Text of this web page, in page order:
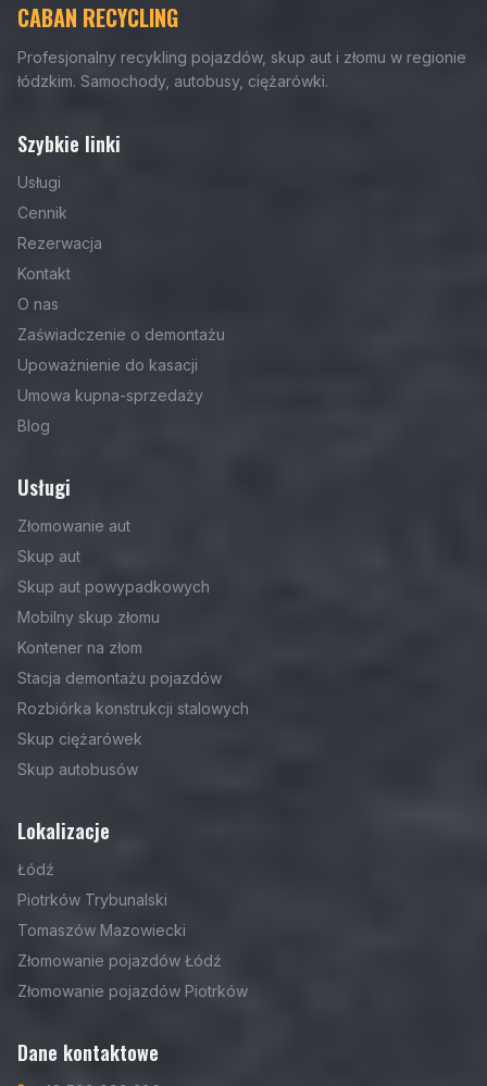
CABAN RECYCLING
Profesjonalny recykling pojazdów, skup aut i złomu w regionie
łódzkim. Samochody, autobusy, ciężarówki.
Szybkie linki
Usługi
Cennik
Rezerwacja
Kontakt
O nas
Zaświadczenie o demontażu
Upoważnienie do kasacji
Umowa kupna-sprzedaży
Blog
Usługi
Złomowanie aut
Skup aut
Skup aut powypadkowych
Mobilny skup złomu
Kontener na złom
Stacja demontażu pojazdów
Rozbiórka konstrukcji stalowych
Skup ciężarówek
Skup autobusów
Lokalizacje
Łódź
Piotrków Trybunalski
Tomaszów Mazowiecki
Złomowanie pojazdów Łódź
Złomowanie pojazdów Piotrków
Dane kontaktowe